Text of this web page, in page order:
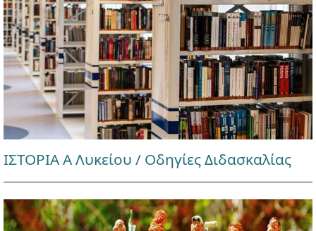
ΙΣΤΟΡΙΑ Α Λυκείου / Οδηγίες Διδασκαλίας